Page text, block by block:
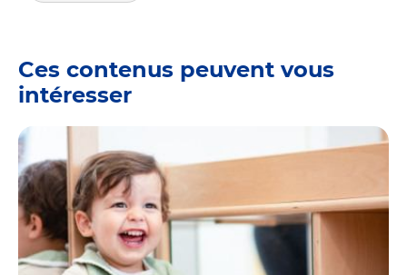
Ces contenus peuvent vous
intéresser